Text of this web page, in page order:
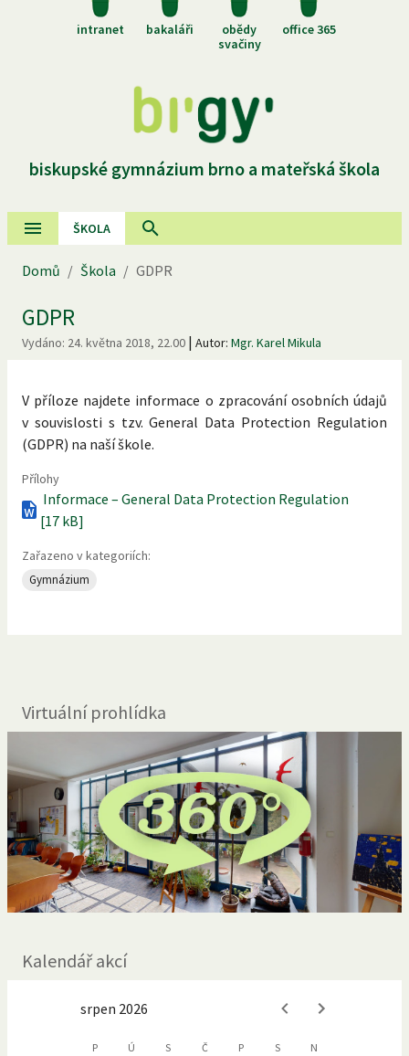
intranet bakaláři
obědy
svačiny
office 365
biskupské gymnázium brno a mateřská škola
ŠKOLA
Domů / Škola / GDPR
GDPR
Vydáno: 24. května 2018, 22.00 | Autor: Mgr. Karel Mikula
V příloze najdete informace o zpracování osobních údajů
v souvislosti s tzv. General Data Protection Regulation
(GDPR) na naší škole.
Přílohy
Informace – General Data Protection Regulation
[17 kB]
Zařazeno v kategoriích:
Gymnázium
Virtuální prohlídka
Kalendář akcí
srpen 2026
P Ú S Č P S N